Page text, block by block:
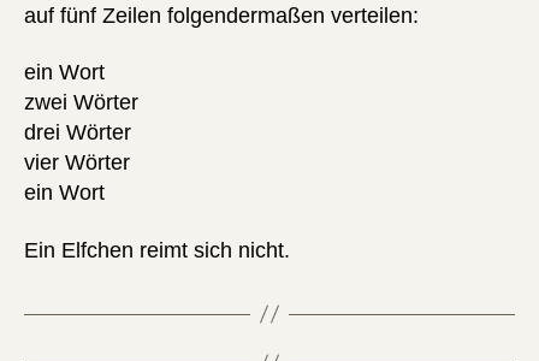
auf fünf Zeilen folgendermaßen verteilen:
ein Wort
zwei Wörter
drei Wörter
vier Wörter
ein Wort
Ein Elfchen reimt sich nicht.